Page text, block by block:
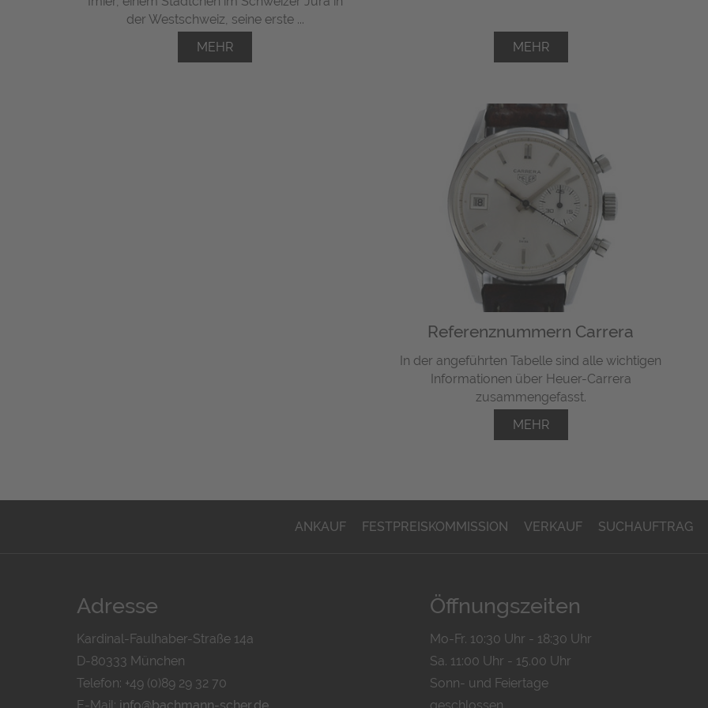
der Westschweiz, seine erste ...
MEHR
MEHR
Referenznummern Carrera
In der angeführten Tabelle sind alle wichtigen
Informationen über Heuer-Carrera
zusammengefasst.
MEHR
ANKAUF FESTPREISKOMMISSION VERKAUF SUCHAUFTRAG
Adresse
Kardinal-Faulhaber-Straße 14a
D-80333 München
Telefon: +49 (0)89 29 32 70
Öffnungszeiten
Mo-Fr. 10:30 Uhr - 18:30 Uhr
Sa. 11:00 Uhr - 15.00 Uhr
Sonn- und Feiertage